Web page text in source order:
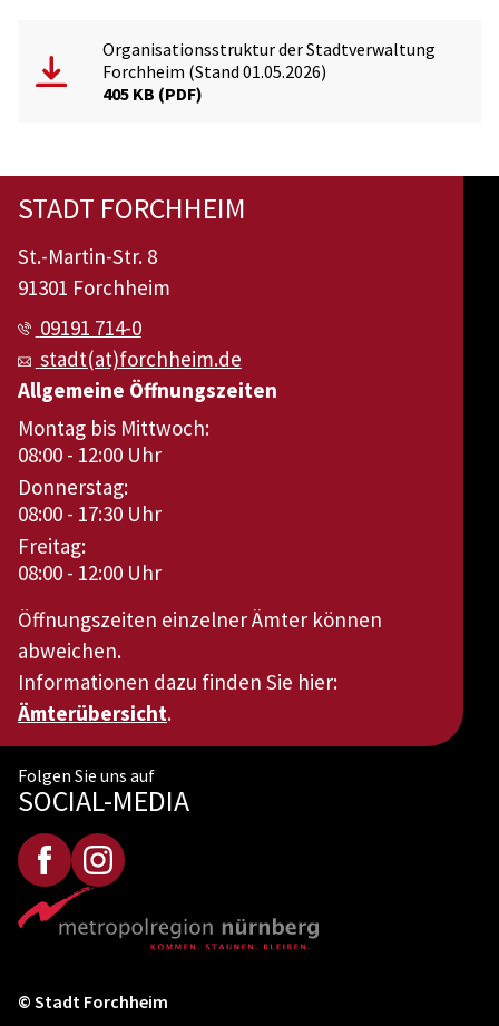
Organisationsstruktur der Stadtverwaltung
Forchheim (Stand 01.05.2026)
405 KB PDF
STADT FORCHHEIM
St.-Martin-Str. 8
91301 Forchheim
09191 714-0
stadt(at)forchheim.de
Allgemeine Öffnungszeiten
Montag bis Mittwoch:
08:00 - 12:00 Uhr
Donnerstag:
08:00 - 17:30 Uhr
Freitag:
08:00 - 12:00 Uhr
Öffnungszeiten einzelner Ämter können
abweichen.
Informationen dazu finden Sie hier:
Ämterübersicht.
Folgen Sie uns auf
SOCIAL-MEDIA
© Stadt Forchheim